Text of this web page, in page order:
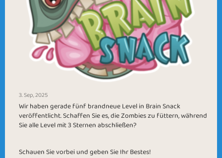
3. Sep, 2025
Wir haben gerade fünf brandneue Level in Brain Snack
veröffentlicht. Schaffen Sie es, die Zombies zu füttern, während
Sie alle Level mit 3 Sternen abschließen?
Schauen Sie vorbei und geben Sie Ihr Bestes!